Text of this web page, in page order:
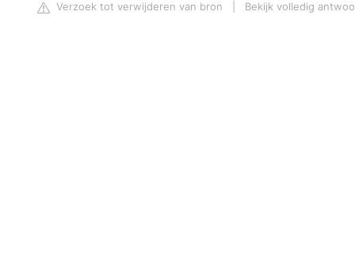
Verzoek tot verwijderen van bron Bekijk volledig